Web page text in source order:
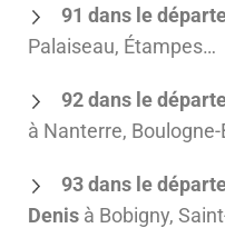
91 dans le
Palaiseau, Étampes…
92 dans le
à Nanterre,
93 dans le
Denis à Bobigny,